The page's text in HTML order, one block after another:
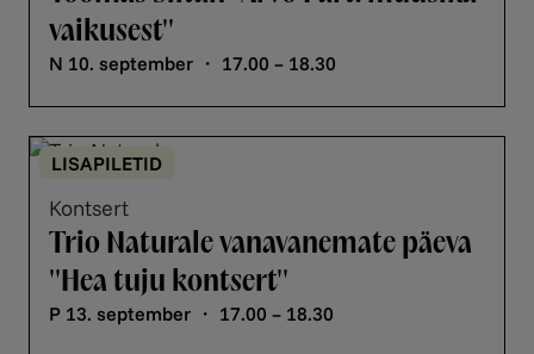
vaikusest''
N 10. september ・ 17.00 – 18.30
LISAPILETID
Kontsert
Trio Naturale vanavanemate päeva
''Hea tuju kontsert''
P 13. september ・ 17.00 – 18.30